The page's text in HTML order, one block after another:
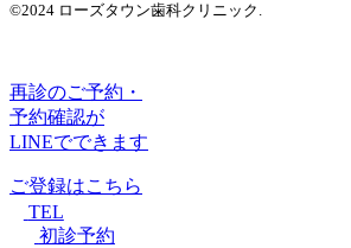
©2024 ローズタウン歯科クリニック.
再診のご予約・
予約確認が
LINEでできます
ご登録はこちら
TEL
初診予約